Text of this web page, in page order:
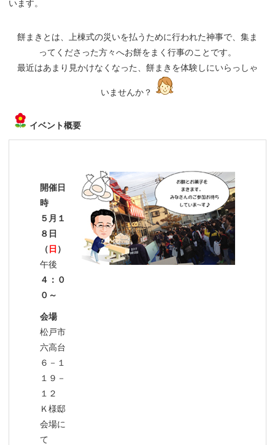
います。
餅まきとは、上棟式の災いを払うために行われた神事で、集ま
ってくださった方々へお餅をまく行事のことです。
最近はあまり見かけなくなった、餅まきを体験しにいらっしゃ
いませんか？
イベント概要
開催日
時
５月１
８日
（ 日 ）
午後
４：０
０～
会場
松戸市
六高台
６－１
１９－
１２
Ｋ様邸
会場に
て